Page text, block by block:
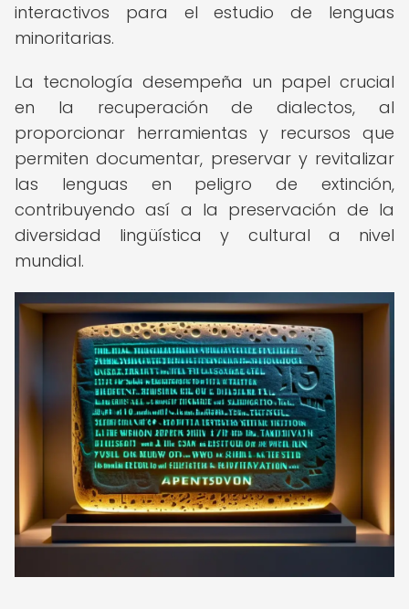
interactivos para el estudio de lenguas
minoritarias.
La tecnología desempeña un papel crucial
en la recuperación de dialectos, al
proporcionar herramientas y recursos que
permiten documentar, preservar y revitalizar
las lenguas en peligro de extinción,
contribuyendo así a la preservación de la
diversidad lingüística y cultural a nivel
mundial.